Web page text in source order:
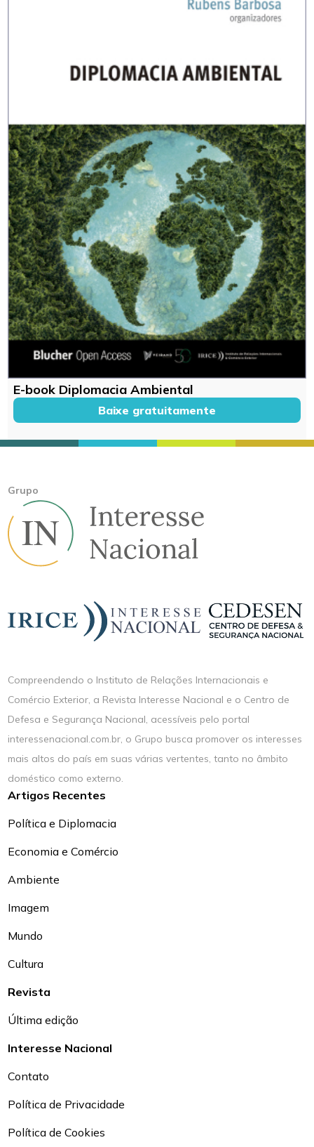
E-book Diplomacia Ambiental
Baixe gratuitamente
Grupo
Compreendendo o Instituto de Relações Internacionais e
Comércio Exterior, a Revista Interesse Nacional e o Centro de
Defesa e Segurança Nacional, acessíveis pelo portal
interessenacional.com.br, o Grupo busca promover os interesses
mais altos do país em suas várias vertentes, tanto no âmbito
doméstico como externo.
Artigos Recentes
Política e Diplomacia
Economia e Comércio
Ambiente
Imagem
Mundo
Cultura
Revista
Última edição
Interesse Nacional
Contato
Política de Privacidade
Política de Cookies